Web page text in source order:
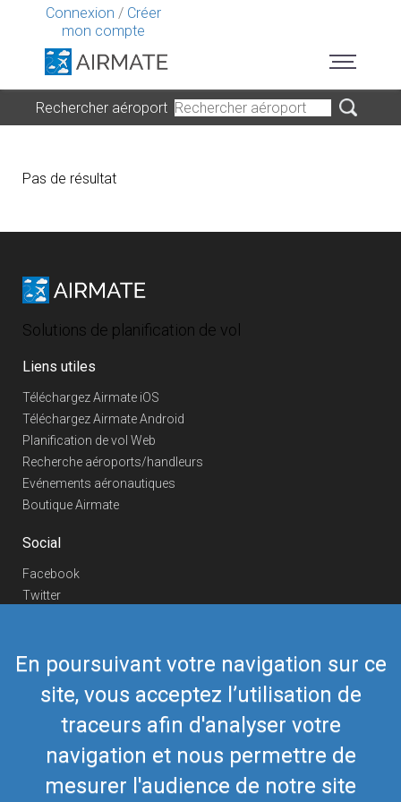
Connexion / Créer
mon compte
En poursuivant votre navigation sur ce
site, vous acceptez l’utilisation de
traceurs afin d'analyser votre
navigation et nous permettre de
mesurer l'audience de notre site
Rechercher aéroport
Pas de résultat
Solutions de planification de vol
Liens utiles
Téléchargez Airmate iOS
Téléchargez Airmate Android
Planification de vol Web
Recherche aéroports/handleurs
Evénements aéronautiques
Boutique Airmate
Social
Facebook
Twitter
Telegram
Nous contacter
Téléphone Europe +352 26441835
Téléphone US/Canada
418-592-8862
airmate@airmate.aero
(c) Myriel Aviation SA